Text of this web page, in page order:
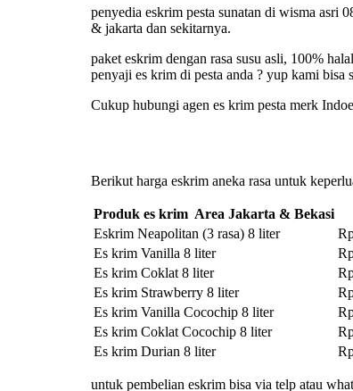
penyedia eskrim pesta sunatan di wisma asri
& jakarta dan sekitarnya.
paket eskrim dengan rasa susu asli, 100%
penyaji es krim di pesta anda ? yup kami bisa
Cukup hubungi agen es krim pesta merk
Berikut harga eskrim aneka rasa untuk
Produk es krim Area Jakarta & Bekasi
Eskrim Neapolitan (3 rasa) 8 liter
Es krim Vanilla 8 liter
Es krim Coklat 8 liter
Es krim Strawberry 8 liter
Es krim Vanilla Cocochip 8 liter
Es krim Coklat Cocochip 8 liter
Es krim Durian 8 liter
untuk pembelian eskrim bisa via telp atau